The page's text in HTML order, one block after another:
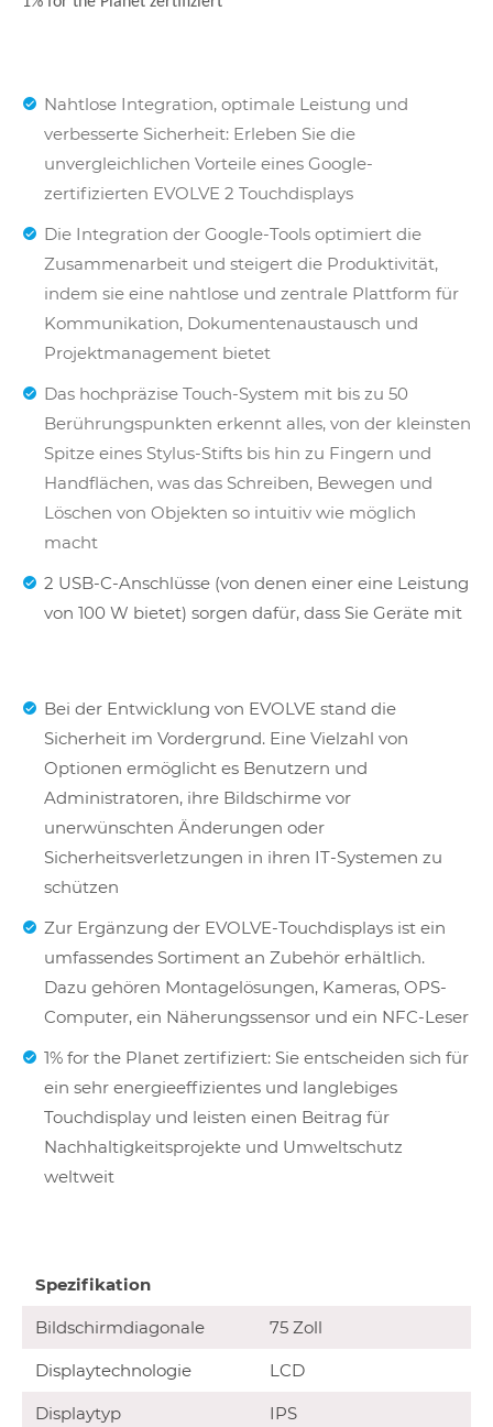
Nahtlose Integration, optimale Leistung und
verbesserte Sicherheit: Erleben Sie die
unvergleichlichen Vorteile eines Google-
zertifizierten EVOLVE 2 Touchdisplays
Die Integration der Google-Tools optimiert die
Zusammenarbeit und steigert die Produktivität,
indem sie eine nahtlose und zentrale Plattform für
Kommunikation, Dokumentenaustausch und
Projektmanagement bietet
Das hochpräzise Touch-System mit bis zu 50
Berührungspunkten erkennt alles, von der kleinsten
Spitze eines Stylus-Stifts bis hin zu Fingern und
Handflächen, was das Schreiben, Bewegen und
Löschen von Objekten so intuitiv wie möglich
macht
2 USB-C-Anschlüsse (von denen einer eine Leistung
von 100 W bietet) sorgen dafür, dass Sie Geräte mit
Bei der Entwicklung von EVOLVE stand die
Sicherheit im Vordergrund. Eine Vielzahl von
Optionen ermöglicht es Benutzern und
Administratoren, ihre Bildschirme vor
unerwünschten Änderungen oder
Sicherheitsverletzungen in ihren IT-Systemen zu
schützen
Zur Ergänzung der EVOLVE-Touchdisplays ist ein
umfassendes Sortiment an Zubehör erhältlich.
Dazu gehören Montagelösungen, Kameras, OPS-
Computer, ein Näherungssensor und ein NFC-Leser
1% for the Planet zertifiziert: Sie entscheiden sich für
ein sehr energieeffizientes und langlebiges
Touchdisplay und leisten einen Beitrag für
Nachhaltigkeitsprojekte und Umweltschutz
weltweit
Spezifikation
Bildschirmdiagonale 75 Zoll
Displaytechnologie LCD
Displaytyp IPS